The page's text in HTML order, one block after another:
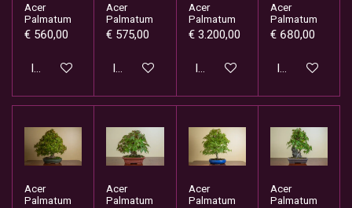
Acer
Palmatum
€ 560,00
In winkelwagen
Acer
Palmatum
€ 575,00
In winkelwagen
Acer
Palmatum
€ 3.200,00
In winkelwagen
Acer
Palmatum
€ 680,00
In
Acer
Palmatum
Acer
Palmatum
Acer
Palmatum
Acer
Palmatum